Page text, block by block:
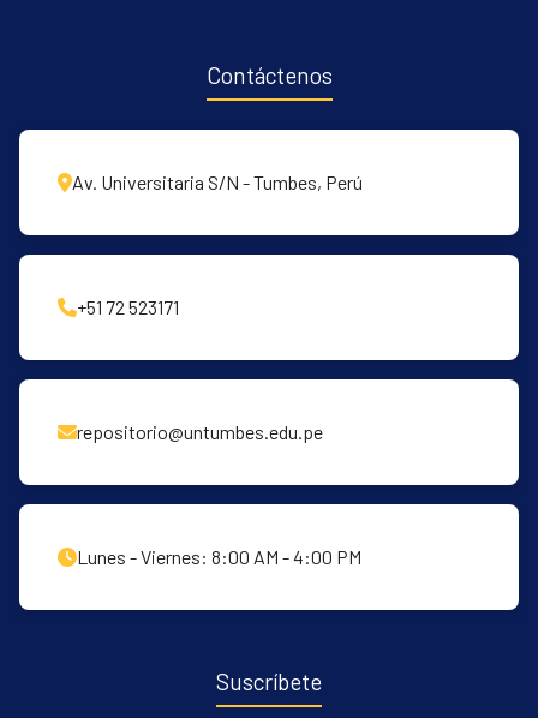
Contáctenos
Av. Universitaria S/N - Tumbes, Perú
+51 72 523171
repositorio@untumbes.edu.pe
Lunes - Viernes: 8:00 AM - 4:00 PM
Suscríbete